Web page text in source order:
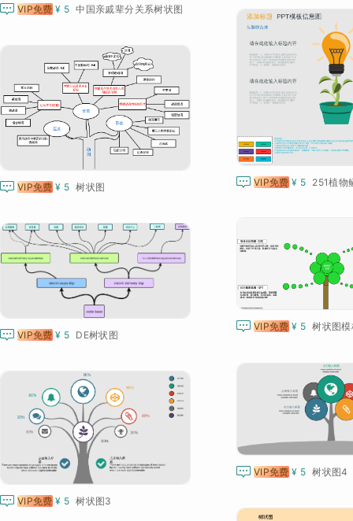
 VIP免费 ¥ 5 中国亲戚辈分关系树状图
 VIP免费 ¥ 5 251植物
 VIP免费 ¥ 5 树状图
 VIP免费 ¥ 5 树状图
 VIP免费 ¥ 5 DE树状图
 VIP免费 ¥ 5 树状图4
 VIP免费 ¥ 5 树状图3